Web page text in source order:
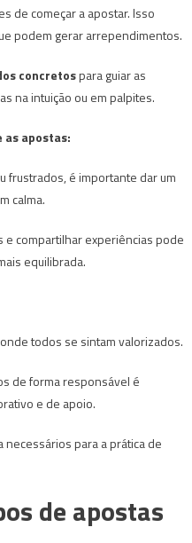
de começar a apostar. Isso
podem gerar arrependimentos.
concretospara guiar as
na intuição ou em palpites.
apostas:
frustrados, é importante dar um
calma.
compartilhar experiências pode
equilibrada.
todos se sintam valorizados.
de forma responsável é
e de apoio.
necessários para a prática de
de apostas